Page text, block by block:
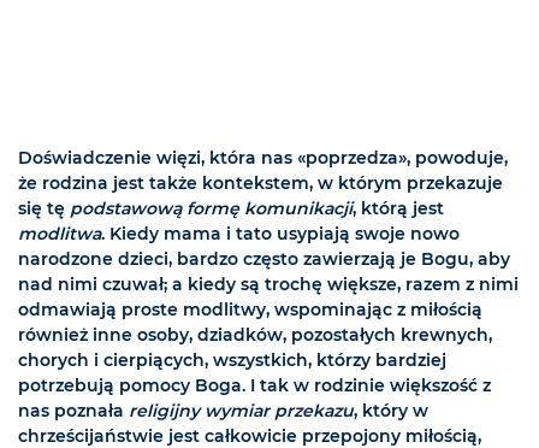
Doświadczenie więzi, która nas «poprzedza», powoduje,
że rodzina jest także kontekstem, w którym przekazuje
się tę podstawową formę komunikacji, którą jest
modlitwa. Kiedy mama i tato usypiają swoje nowo
narodzone dzieci, bardzo często zawierzają je Bogu, aby
nad nimi czuwał; a kiedy są trochę większe, razem z nimi
odmawiają proste modlitwy, wspominając z miłością
również inne osoby, dziadków, pozostałych krewnych,
chorych i cierpiących, wszystkich, którzy bardziej
potrzebują pomocy Boga. I tak w rodzinie większość z
nas poznała religijny wymiar przekazu, który w
chrześcijaństwie jest całkowicie przepojony miłością,